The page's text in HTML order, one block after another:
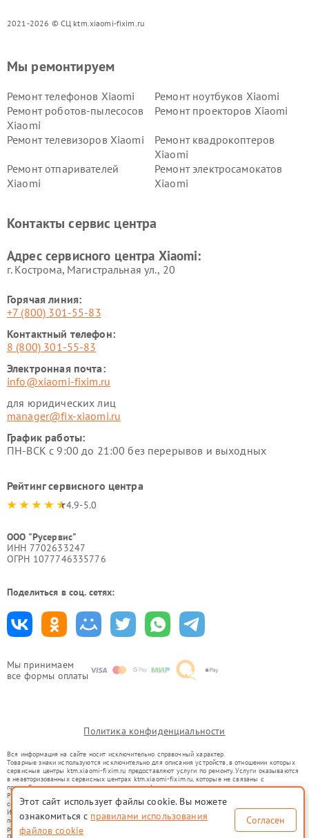
2021-2026 © СЦ ktm.xiaomi-fixim.ru
Мы принимаем
все формы оплаты
Мы ремонтируем
Ремонт телефонов Xiaomi
Ремонт ноутбуков Xiaomi
Ремонт роботов-пылесосов
Xiaomi
Ремонт проекторов Xiaomi
Ремонт телевизоров Xiaomi
Ремонт квадрокоптеров
Xiaomi
Ремонт отпаривателей
Xiaomi
Ремонт электросамокатов
Xiaomi
Ремонт стиральных машин
Ремонт смарт-часов Xiaomi
Контакты сервис центра
Адрес сервисного центра Xiaomi:
г. Кострома, Магистральная ул., 20
Горячая линия:
+7 (800) 301-55-83
Контактный телефон:
8 (800) 301-55-83
Электронная почта:
info@xiaomi-fixim.ru
для юридических лиц
manager@fix-xiaomi.ru
График работы:
ПН-ВСК с 9:00 до 21:00 без перерывов и выходных
Рейтинг сервисного центра
4.9-5.0
ООО "Русервис"
ИНН 7702633247
ОГРН 1077746335776
Поделиться в соц. сетях:
Политика конфиденциальности
Вся информация на сайте носит исключительно справочный характер.
Товарные знаки используются исключительно для описания устройств, в отношении которых
сервисные центры ktm.xiaomi-fixim.ru предоставляют услуги по ремонту. Услуги оказываются
в неавторизованных сервисных центрах ktm.xiaomi-fixim.ru, которые не связаны с
правообладателями товарных знаков или их официальными представителями.
Ремонт осуществляется для устройств, уже введенных в гражданский оборот в соответствии
со статьей 1487 ГК РФ.
Использование товарных знаков не преследует цели индивидуализации услуг или введения
потребителей в заблуждение, а служит для информирования о предоставляемых услугах по
ремонту техники указанных брендов.
Этот сайт использует файлы cookie. Вы можете
ознакомиться с правилами использования
файлов cookie
Согласен